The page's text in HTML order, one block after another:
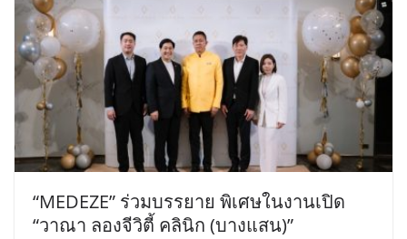
“MEDEZE” ร่วมบรรยาย พิเศษในงานเปิด
“วาณา ลองจีวิตี้ คลินิก (บางแสน)”